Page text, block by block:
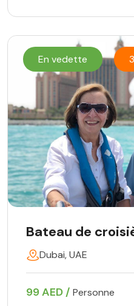
En vedette
Bateau de
Dubai, UAE
99 AED / Personne